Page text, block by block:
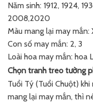
Năm sinh: 1912, 1924,
2008,2020
Màu mang lại may mắn:
Con số may mắn: 2, 3
Loài hoa may mắn: hoa
Chọn tranh treo tường
Tuổi Tý (Tuổi Chuột)
mang lại may mắn, thì